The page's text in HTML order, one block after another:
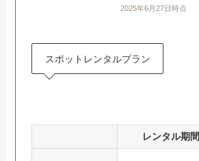
2025年6月27日時点
スポットレンタルプラン
レンタル期間